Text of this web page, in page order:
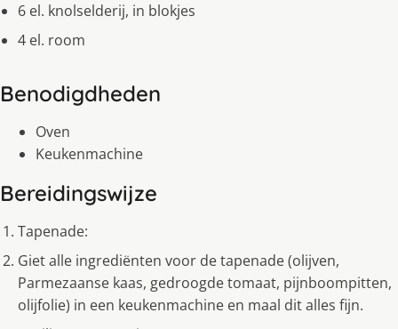
6 el. knolselderij, in blokjes
4 el. room
Benodigdheden
Oven
Keukenmachine
Bereidingswijze
Tapenade:
Giet alle ingrediënten voor de tapenade (olijven,
Parmezaanse kaas, gedroogde tomaat, pijnboompitten,
olijfolie) in een keukenmachine en maal dit alles fijn.